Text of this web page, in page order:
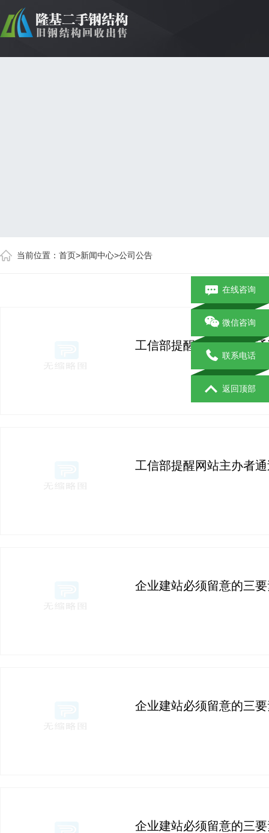
当前位置： 首页>新闻中心>公司公告
工信部提醒网站主办者
工信部提醒网站主办者
企业建站必须留意的三
企业建站必须留意的三
企业建站必须留意的三
在线咨询
微信咨询
联系电话
返回顶部